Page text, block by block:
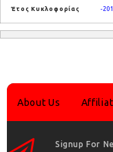
Έτος Κυκλοφορίας -
About Us
Signup For